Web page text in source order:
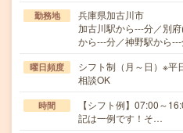
勤務地
兵庫県加古川市
加古川駅から---分／別
から---分／神野駅から
曜日頻度
シフト制（月～日）※平
相談OK
時間
【シフト例】07:00～
記は一例です！そ…